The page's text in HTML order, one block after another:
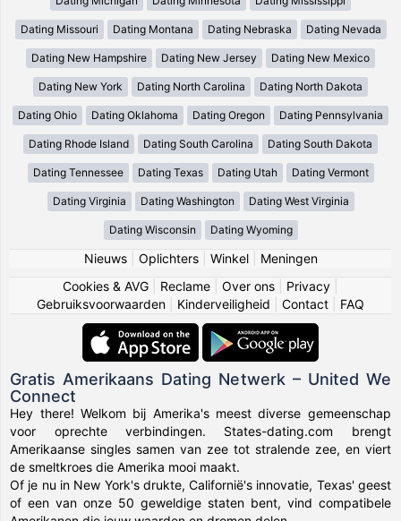
Dating Missouri Dating Montana Dating Nebraska Dating Nevada
Dating New Hampshire Dating New Jersey Dating New Mexico
Dating New York Dating North Carolina Dating North Dakota
Dating Ohio Dating Oklahoma Dating Oregon Dating Pennsylvania
Dating Rhode Island Dating South Carolina Dating South Dakota
Dating Tennessee Dating Texas Dating Utah Dating Vermont
Dating Virginia Dating Washington Dating West Virginia
Dating Wisconsin Dating Wyoming
Nieuws| Oplichters| Winkel| Meningen
Cookies & AVG
Reclame Over ons Privacy
Gebruiksvoorwaarden
Kinderveiligheid Contact FAQ
Gratis Amerikaans Dating Netwerk – United We
Connect
Hey there! Welkom bij Amerika's meest diverse gemeenschap
voor oprechte verbindingen. States-dating.com brengt
Amerikaanse singles samen van zee tot stralende zee, en viert
de smeltkroes die Amerika mooi maakt.
Of je nu in New York's drukte, Californië's innovatie, Texas' geest
of een van onze 50 geweldige staten bent, vind compatibele